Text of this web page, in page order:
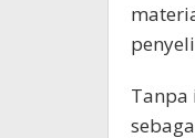
Tanpa